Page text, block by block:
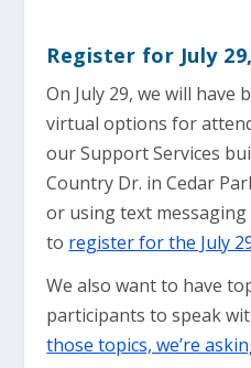
Register for July
On July 29, we will have
virtual options for
our Support Services
Country Dr. in Cedar
or using text messaging
to register for the July
We also want to have
participants to speak
those topics, we’re